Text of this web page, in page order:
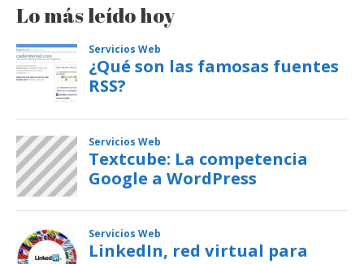
Lo más leído hoy